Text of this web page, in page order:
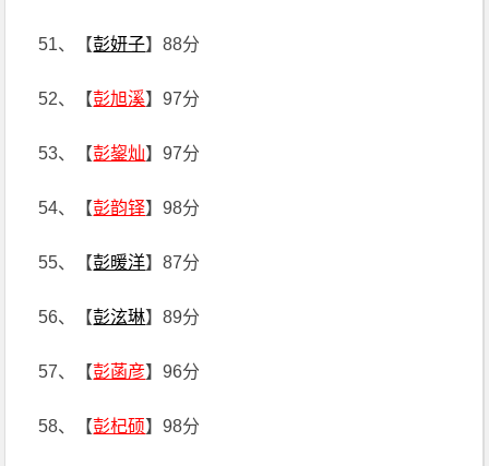
51、【彭妍子】88分
52、【彭旭溪】97分
53、【彭鋆灿】97分
54、【彭韵铎】98分
55、【彭暖洋】87分
56、【彭泫琳】89分
57、【彭菡彦】96分
58、【彭杞硕】98分